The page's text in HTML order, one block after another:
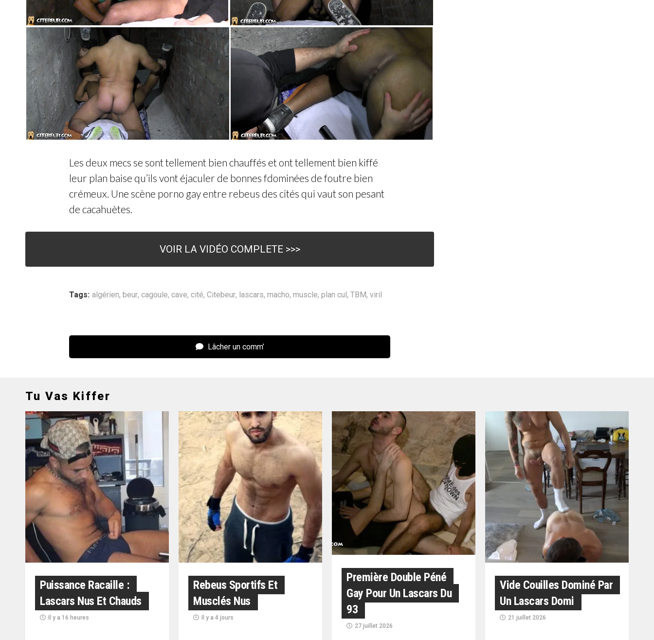
Les deux mecs se sont tellement bien chauffés et ont tellement bien kiffé
leur plan baise qu’ils vont éjaculer de bonnes fdominées de foutre bien
crémeux. Une scène porno gay entre rebeus des cités qui vaut son pesant
de cacahuètes.
VOIR LA VIDÉO COMPLETE >>>
Tags: algérien, beur, cagoule, cave, cité, Citebeur, lascars, macho, muscle, plan cul, TBM, viril
Lâcher un comm’
Tu Vas Kiffer
Puissance Racaille :
Lascars Nus Et Chauds
Il y a 16 heures
Rebeus Sportifs Et
Musclés Nus
Il y a 4 jours
Première Double Péné
Gay Pour Un Lascars Du
93
27 juillet 2026
Vide Couilles Dominé Par
Un Lascars Domi
21 juillet 2026